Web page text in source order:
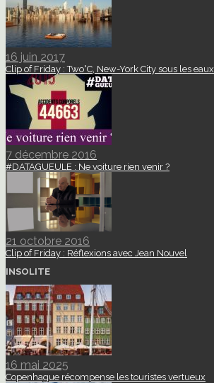
16 juin 2017
Clip of Friday : Two°C, New-York City sous les eaux.
7 décembre 2016
#DATAGUEULE : Ne voiture rien venir ?
21 octobre 2016
Clip of Friday : Réflexions avec Jean Nouvel
INSOLITE
16 mai 2025
Copenhague récompense les touristes vertueux